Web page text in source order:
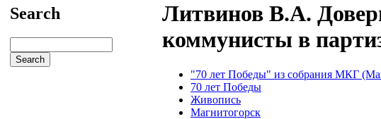
Search
Литвинов В.А.
коммунисты в
"70 лет Победы" из собрания МКГ
70 лет Победы
Живопись
Магнитогорск